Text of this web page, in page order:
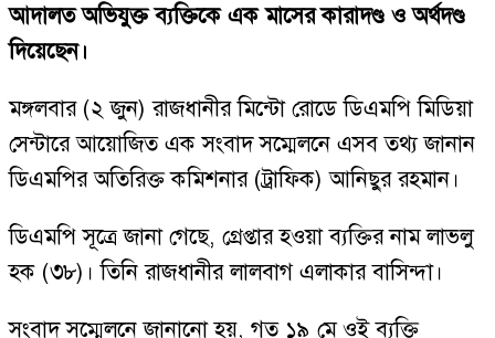
আদালত অভিযুক্ত ব্যক্তিকে এক মাসের কারাদণ্ড ও অর্থদণ্ড
দিয়েছেন।
মঙ্গলবার (২ জুন) রাজধানীর মিন্টো রোডে ডিএমপি মিডিয়া
সেন্টারে আয়োজিত এক সংবাদ সম্মেলনে এসব তথ্য জানান
ডিএমপির অতিরিক্ত কমিশনার (ট্রাফিক) আনিছুর রহমান।
ডিএমপি সূত্রে জানা গেছে, গ্রেপ্তার হওয়া ব্যক্তির নাম লাভলু
হক (৩৮)। তিনি রাজধানীর লালবাগ এলাকার বাসিন্দা।
সংবাদ সম্মেলনে জানানো হয়, গত ১৯ মে ওই ব্যক্তি